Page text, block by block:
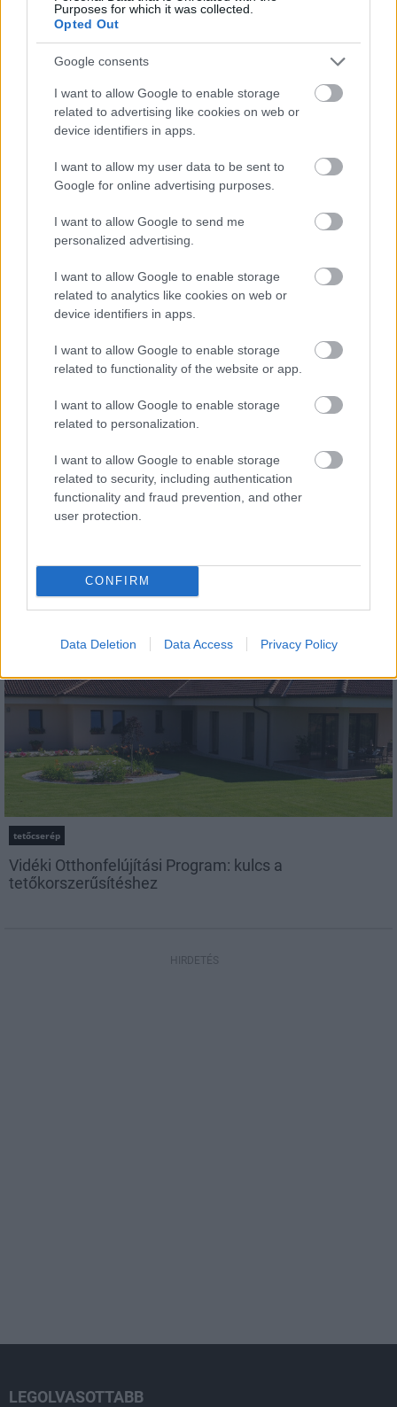
Purposes for which it was collected.
Opted Out
Google consents
I want to allow Google to enable storage
related to advertising like cookies on web or
device identifiers in apps.
I want to allow my user data to be sent to
Google for online advertising purposes.
I want to allow Google to send me
personalized advertising.
I want to allow Google to enable storage
related to analytics like cookies on web or
device identifiers in apps.
I want to allow Google to enable storage
related to functionality of the website or app.
I want to allow Google to enable storage
related to personalization.
I want to allow Google to enable storage
related to security, including authentication
functionality and fraud prevention, and other
user protection.
CONFIRM
Data Deletion Data Access Privacy Policy
tetőcserép
Tetőépítés -és felújítás? Legyen tudatos a
költségtervezésben!
tetőcserép
tetőcserép
Vidéki Otthonfelújítási Program: kulcs a
tetőkorszerűsítéshez
HIRDETÉS
LEGOLVASOTTABB